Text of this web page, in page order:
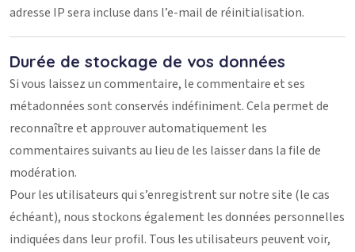
adresse IP sera incluse dans l’e-mail de réinitialisation.
Durée de stockage de vos données
Si vous laissez un commentaire, le commentaire et ses
métadonnées sont conservés indéfiniment. Cela permet de
reconnaître et approuver automatiquement les
commentaires suivants au lieu de les laisser dans la file de
modération.
Pour les utilisateurs qui s’enregistrent sur notre site (le cas
échéant), nous stockons également les données personnelles
indiquées dans leur profil. Tous les utilisateurs peuvent voir,